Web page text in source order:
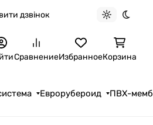
дзвінок
Светлая
СравнениеИзбранноеКорзина
Еврорубероид ПВХ-